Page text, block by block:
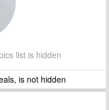
list is hidden
is not hidden